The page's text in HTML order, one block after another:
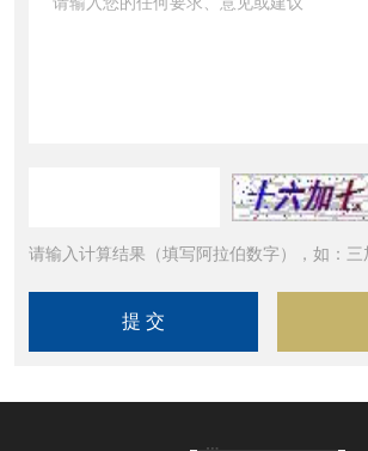
请输入计算结果（填写阿拉伯数字），如：三